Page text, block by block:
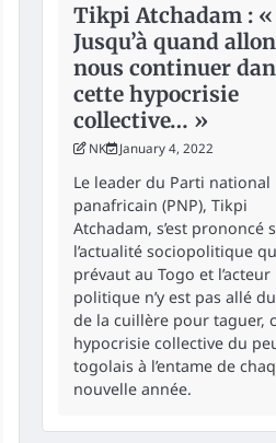
Tikpi Atchadam : «
Jusqu’à quand
nous continuer
cette hypocrisie
collective… »
NK January 4, 2022
Le leader du Parti national
panafricain (PNP), Tikpi
Atchadam, s’est prononcé
l’actualité sociopolitique
prévaut au Togo et l’acteur
politique n’y est pas allé
de la cuillère pour taguer,
hypocrisie collective du
togolais à l’entame de
nouvelle année.